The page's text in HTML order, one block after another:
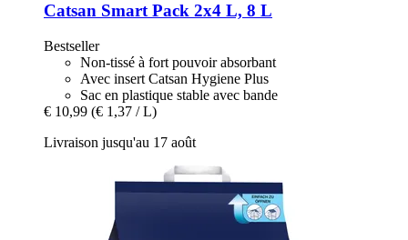
Catsan Smart Pack 2x4 L, 8 L
Bestseller
Non-tissé à fort pouvoir absorbant
Avec insert Catsan Hygiene Plus
Sac en plastique stable avec bande
€ 10,99 (€ 1,37 / L)
Livraison jusqu'au 17 août